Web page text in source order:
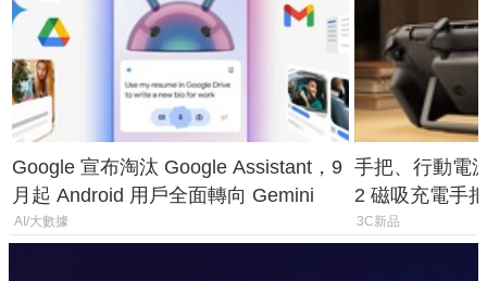
Google 宣布淘汰 Google Assistant，9
月起 Android 用戶全面轉向 Gemini
AI/大數據
手把、行動電
2 磁吸充電手
倍
3C新品